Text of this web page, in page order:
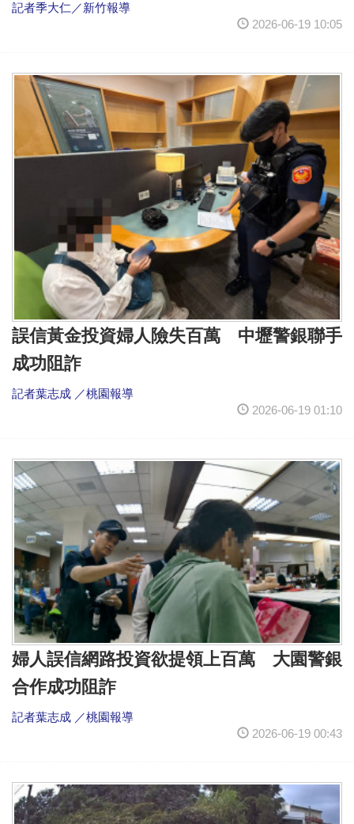
記者季大仁／新竹報導
2026-06-19 10:05
誤信黃金投資婦人險失百萬 中壢警銀聯手
成功阻詐
記者葉志成 ／桃園報導
2026-06-19 01:10
婦人誤信網路投資欲提領上百萬 大園警銀
合作成功阻詐
記者葉志成 ／桃園報導
2026-06-19 00:43